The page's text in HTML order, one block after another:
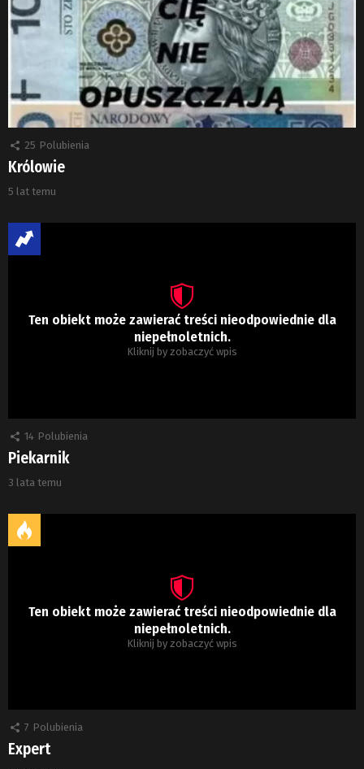
25 Polubienia
Królowie
5 lat temu
Ten obiekt może zawierać treści nieodpowiednie dla
niepełnoletnich.
Kliknij by zobaczyć wpis
14 Polubienia
Piekarnik
3 lata temu
Ten obiekt może zawierać treści nieodpowiednie dla
niepełnoletnich.
Kliknij by zobaczyć wpis
7 Polubienia
Expert